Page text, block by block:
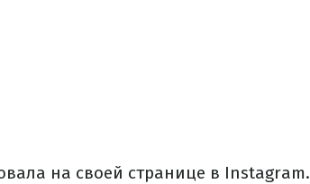
на своей странице в Instagram.